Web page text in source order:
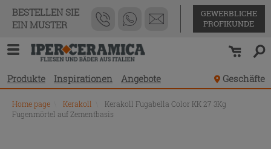
BESTELLEN SIE
EIN MUSTER
GEWERBLICHE
PROFIKUNDE
Produkte Inspirationen Angebote Geschäfte
Home page Kerakoll
Kerakoll Fugabella Color KK 27 3Kg
Fugenmörtel auf Zementbasis